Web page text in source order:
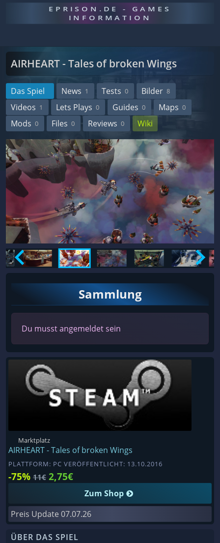
EPRISON.DE - GAMES
INFORMATION
AIRHEART - Tales of broken Wings
Das Spiel News 1 Tests 0 Bilder 8
Videos 1 Lets Plays 0 Guides 0 Maps 0
Mods 0 Files 0 Reviews 0 Wiki
Sammlung
Du musst angemeldet sein
Marktplatz
AIRHEART - Tales of broken Wings
PLATTFORM: PC VERÖFFENTLICHT: 13.10.2016
-75% 11€ 2,75€
Zum Shop
Preis Update 07.07.26
ÜBER DAS SPIEL